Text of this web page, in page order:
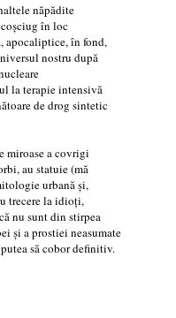
năpădite
în loc
apocaliptice, în fond,
nostru după
la terapie intensivă
de drog sintetic
miroase a covrigi
au statuie (mă
urbană și,
trecere la idioți,
nu sunt din stirpea
și a prostiei neasumate
să cobor definitiv.